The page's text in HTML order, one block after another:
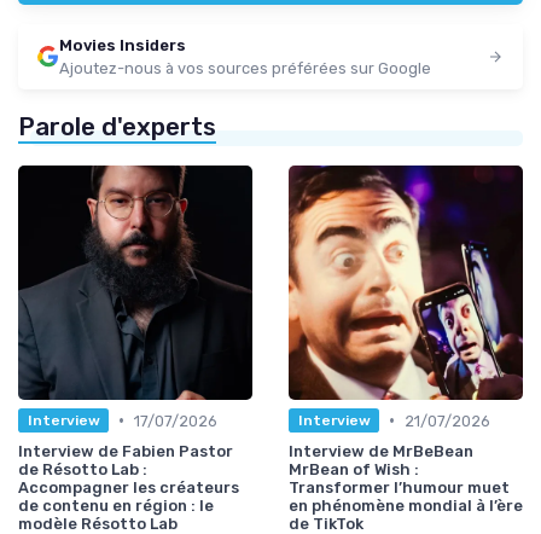
Movies Insiders
Ajoutez-nous à vos sources préférées sur Google
Parole d'experts
Interview • 17/07/2026
Interview de Fabien Pastor
de Résotto Lab :
Accompagner les créateurs
de contenu en région : le
modèle Résotto Lab
Interview •
21/07/2026
Interview de MrBeBean
MrBean of Wish :
Transformer l’humour muet
en phénomène mondial à l’ère
de TikTok